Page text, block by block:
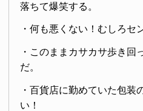
落ちて爆笑する。
・何も悪くない！むしろセ
・このままカサカサ歩き回
だ。
・百貨店に勤めていた包装
い！